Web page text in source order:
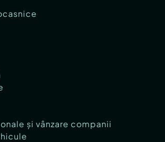
și vânzare companii